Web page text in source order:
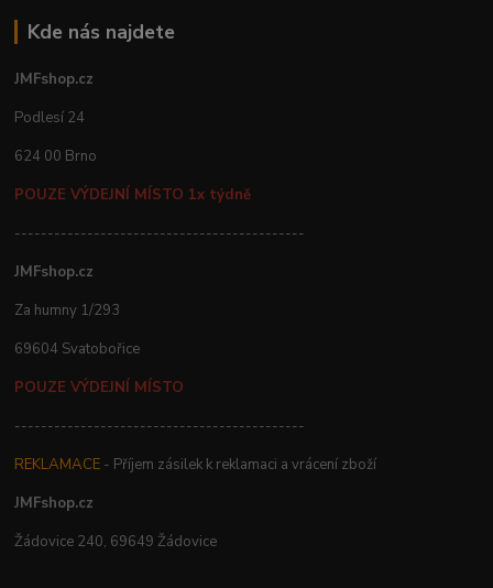
Kde nás najdete
JMFshop.cz
Podlesí 24
624 00 Brno
POUZE VÝDEJNÍ MÍSTO 1x týdně
--------------------------------------------
JMFshop.cz
Za humny 1/293
69604 Svatobořice
POUZE VÝDEJNÍ MÍSTO
--------------------------------------------
REKLAMACE - Příjem zásilek k reklamaci a vrácení zboží
JMFshop.cz
Žádovice 240, 69649 Žádovice